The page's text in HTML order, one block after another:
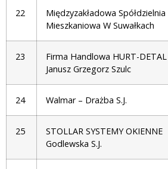
22
Międzyzakładowa Spółdzielnia
Mieszkaniowa W Suwałkach
23
Firma Handlowa HURT-DETAL
Janusz Grzegorz Szulc
24 Walmar – Drażba S.J.
25
STOLLAR SYSTEMY OKIENNE
Godlewska S.J.